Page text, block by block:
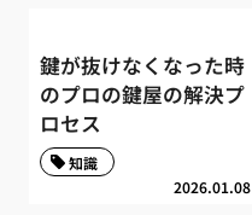
鍵が抜けなくなった時
のプロの鍵屋の解決プ
ロセス
2026.01.08
知識